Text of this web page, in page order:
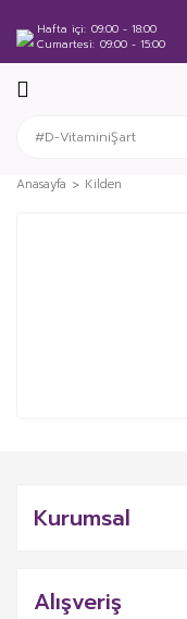
Hafta içi 09:00 - 18:00
Cumartesi 09:00 - 15:00
Anasayfa Kilden
Kurumsal
Alışveriş